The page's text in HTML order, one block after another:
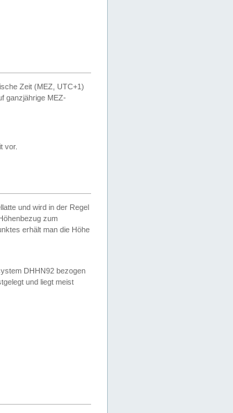
Zeit (MEZ, UTC+1)
ganzjährige MEZ-
vor.
und wird in der Regel
zum
erhält man die Höhe
DHHN92 bezogen
und liegt meist